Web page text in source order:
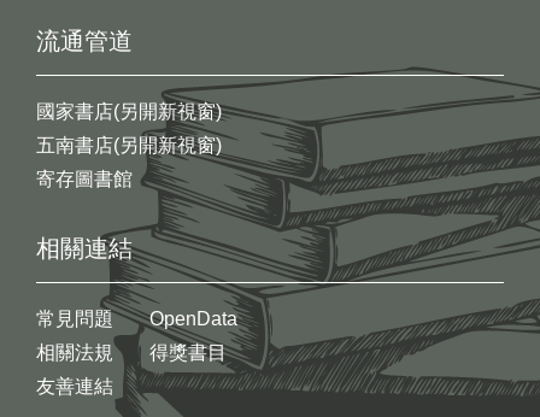
流通管道
國家書店(另開新視窗)
五南書店(另開新視窗)
寄存圖書館
相關連結
常見問題
相關法規
友善連結
OpenData
得獎書目